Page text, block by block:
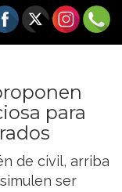
para
de civil, arriba
ser